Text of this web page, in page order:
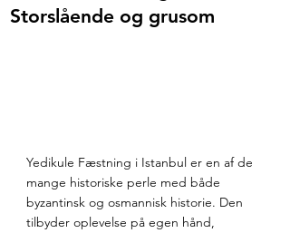
Storslående og grusom
Yedikule Fæstning i Istanbul er en af de
mange historiske perle med både
byzantinsk og osmannisk historie. Den
tilbyder oplevelse på egen hånd,